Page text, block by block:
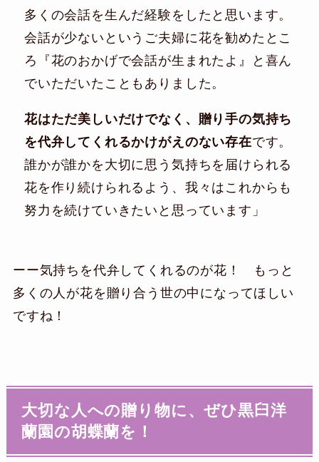
多くの会話を生んだ経験をしたと思います。
会話が少ないというご夫婦に花を勧めたとこ
ろ『花のおかげで会話が生まれたよ』と喜ん
でいただいたこともありました。
花はただ美しいだけでなく、贈り手の気持ち
を代弁してくれるかけがえのない存在です。
誰かが誰かを大切に思う気持ちを届けられる
花を作り続けられるよう、我々はこれからも
努力を続けていきたいと思っています」
ーー気持ちを代弁してくれるのが花！ もっと
多くの人が花を贈り合う世の中になってほしい
ですね！
大切な人への贈り物に、ぜひ黒臼洋
蘭園の胡蝶蘭を！